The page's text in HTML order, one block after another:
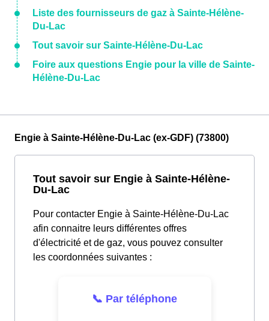
Liste des fournisseurs de gaz à Sainte-Hélène-
Du-Lac
Tout savoir sur Sainte-Hélène-Du-Lac
Foire aux questions Engie pour la ville de Sainte-
Hélène-Du-Lac
Engie à Sainte-Hélène-Du-Lac (ex-GDF) (73800)
Tout savoir sur Engie à Sainte-Hélène-
Du-Lac
Pour contacter Engie à Sainte-Hélène-Du-Lac
afin connaitre leurs différentes offres
d'électricité et de gaz, vous pouvez consulter
les coordonnées suivantes :
📞 Par téléphone